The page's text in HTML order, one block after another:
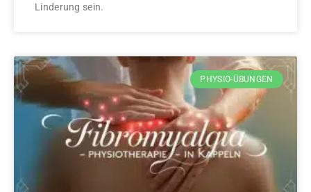
Linderung sein.
PHYSIO-ÜBUNGEN